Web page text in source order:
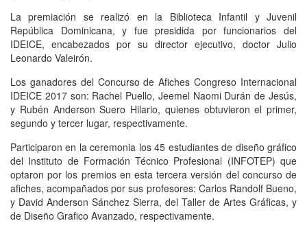
La premiación se realizó en la Biblioteca Infantil y Juvenil
República Dominicana, y fue presidida por funcionarios del
IDEICE, encabezados por su director ejecutivo, doctor Julio
Leonardo Valeirón.
Los ganadores del Concurso de Afiches Congreso Internacional
IDEICE 2017 son: Rachel Puello, Jeemel Naomi Durán de Jesús,
y Rubén Anderson Suero Hilario, quienes obtuvieron el primer,
segundo y tercer lugar, respectivamente.
Participaron en la ceremonia los 45 estudiantes de diseño gráfico
del Instituto de Formación Técnico Profesional (INFOTEP) que
optaron por los premios en esta tercera versión del concurso de
afiches, acompañados por sus profesores: Carlos Randolf Bueno,
y David Anderson Sánchez Sierra, del Taller de Artes Gráficas, y
de Diseño Grafico Avanzado, respectivamente.